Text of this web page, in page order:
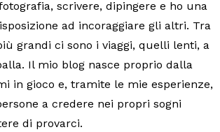
scrivere, dipingere e ho una
ad incoraggiare gli altri. Tra
grandi ci sono i viaggi, quelli lenti, a
Il mio blog nasce proprio dalla
in gioco e, tramite le mie esperienze,
a credere nei propri sogni
di provarci.